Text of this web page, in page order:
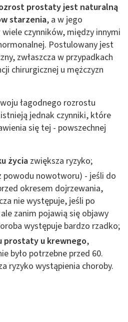
prostaty jest naturalną
starzenia, a w jego
czynników, między innymi
Postulowany jest
zwłaszcza w przypadkach
chirurgicznej u mężczyzn
łagodnego rozrostu
jednak czynniki, które
się tej - powszechnej
życia zwiększa ryzyko;
powodu nowotworu) - jeśli do
okresem dojrzewania,
nie występuje, jeśli po
zanim pojawią się objawy
występuje bardzo rzadko;
prostaty u krewnego,
było potrzebne przed 60.
ryzyko wystąpienia choroby.